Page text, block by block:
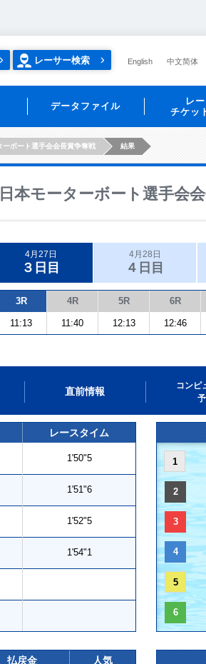
レーサー検索 English 中文简体
データファイル
レ
チケッ
ーボート選手会会長賞争奪戦 結果
本モーターボート選手会
4月27日
３日目
4月28日
４日目
3R 4R 5R 6R
11:13 11:40 12:13 12:46
直前情報
コンピ
レースタイム
1'50"5
1'51"6
1'52"5
1'54"1
1
2
3
4
5
6
払戻金 人気